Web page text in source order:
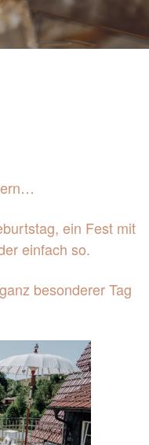
BUCHENein Fest mit
einfach so.
besonderer Tag